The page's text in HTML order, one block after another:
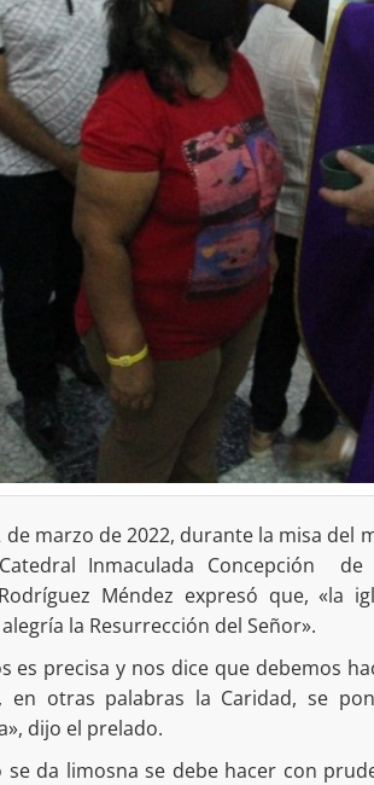
de marzo de 2022, durante la misa del
Inmaculada Concepción de
Méndez expresó que, «la
la Resurrección del Señor».
es precisa y nos dice que debemos
en otras palabras la Caridad, se
dijo el prelado.
da limosna se debe hacer con